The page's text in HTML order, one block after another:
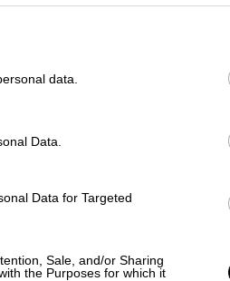
data.
Data.
Data for Targeted
Sale, and/or Sharing
the Purposes for which it
από ένα μόνο
και της
ή είναι
(leasing).
ή μοτοσυκλέτα -
νοικοκυριό
μόνο όχημα του
να είναι σε
γι’ αυτό τέλη